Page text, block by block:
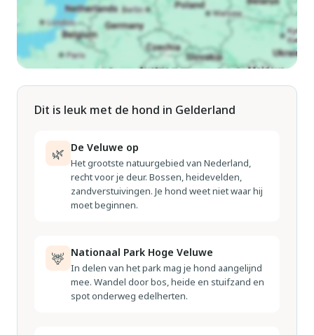
parkeergelegenheid bij de bungalow is het gemakkelijk om u
te verplaatsen. Na een dag vol ontdekkingen kunt u
ontspannen op het terras of een duik nemen in het
gemeenschappelijke zwembad.
Dit is leuk met de hond in Gelderland
🌿 De Veluwe op
Het grootste natuurgebied van Nederland,
recht voor je deur. Bossen, heidevelden,
zandverstuivingen. Je hond weet niet waar hij
moet beginnen.
🦌 Nationaal Park Hoge Veluwe
In delen van het park mag je hond aangelijnd
mee. Wandel door bos, heide en stuifzand en
spot onderweg edelherten.